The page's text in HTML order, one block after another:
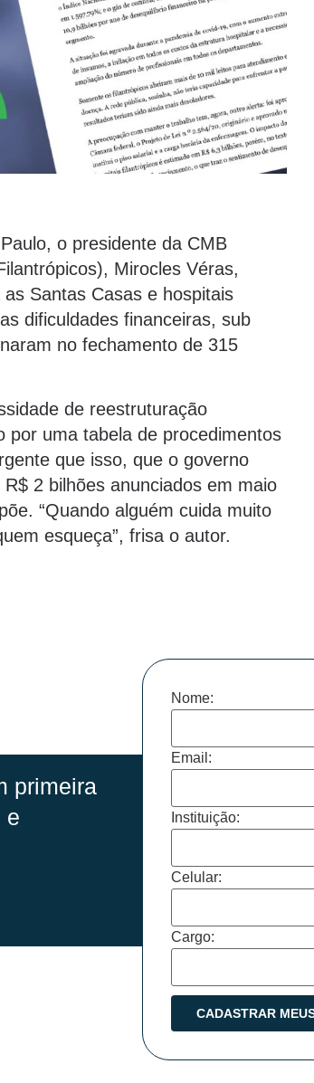
o presidente da CMB
Mirocles Véras,
Santas Casas e hospitais
dificuldades financeiras, sub
no fechamento de 315
de reestruturação
por uma tabela de procedimentos
que isso, que o governo
2 bilhões anunciados em maio
“Quando alguém cuida muito
esqueça”, frisa o autor.
primeira
e
Nome:
Email:
Instituição:
Celular:
Cargo: